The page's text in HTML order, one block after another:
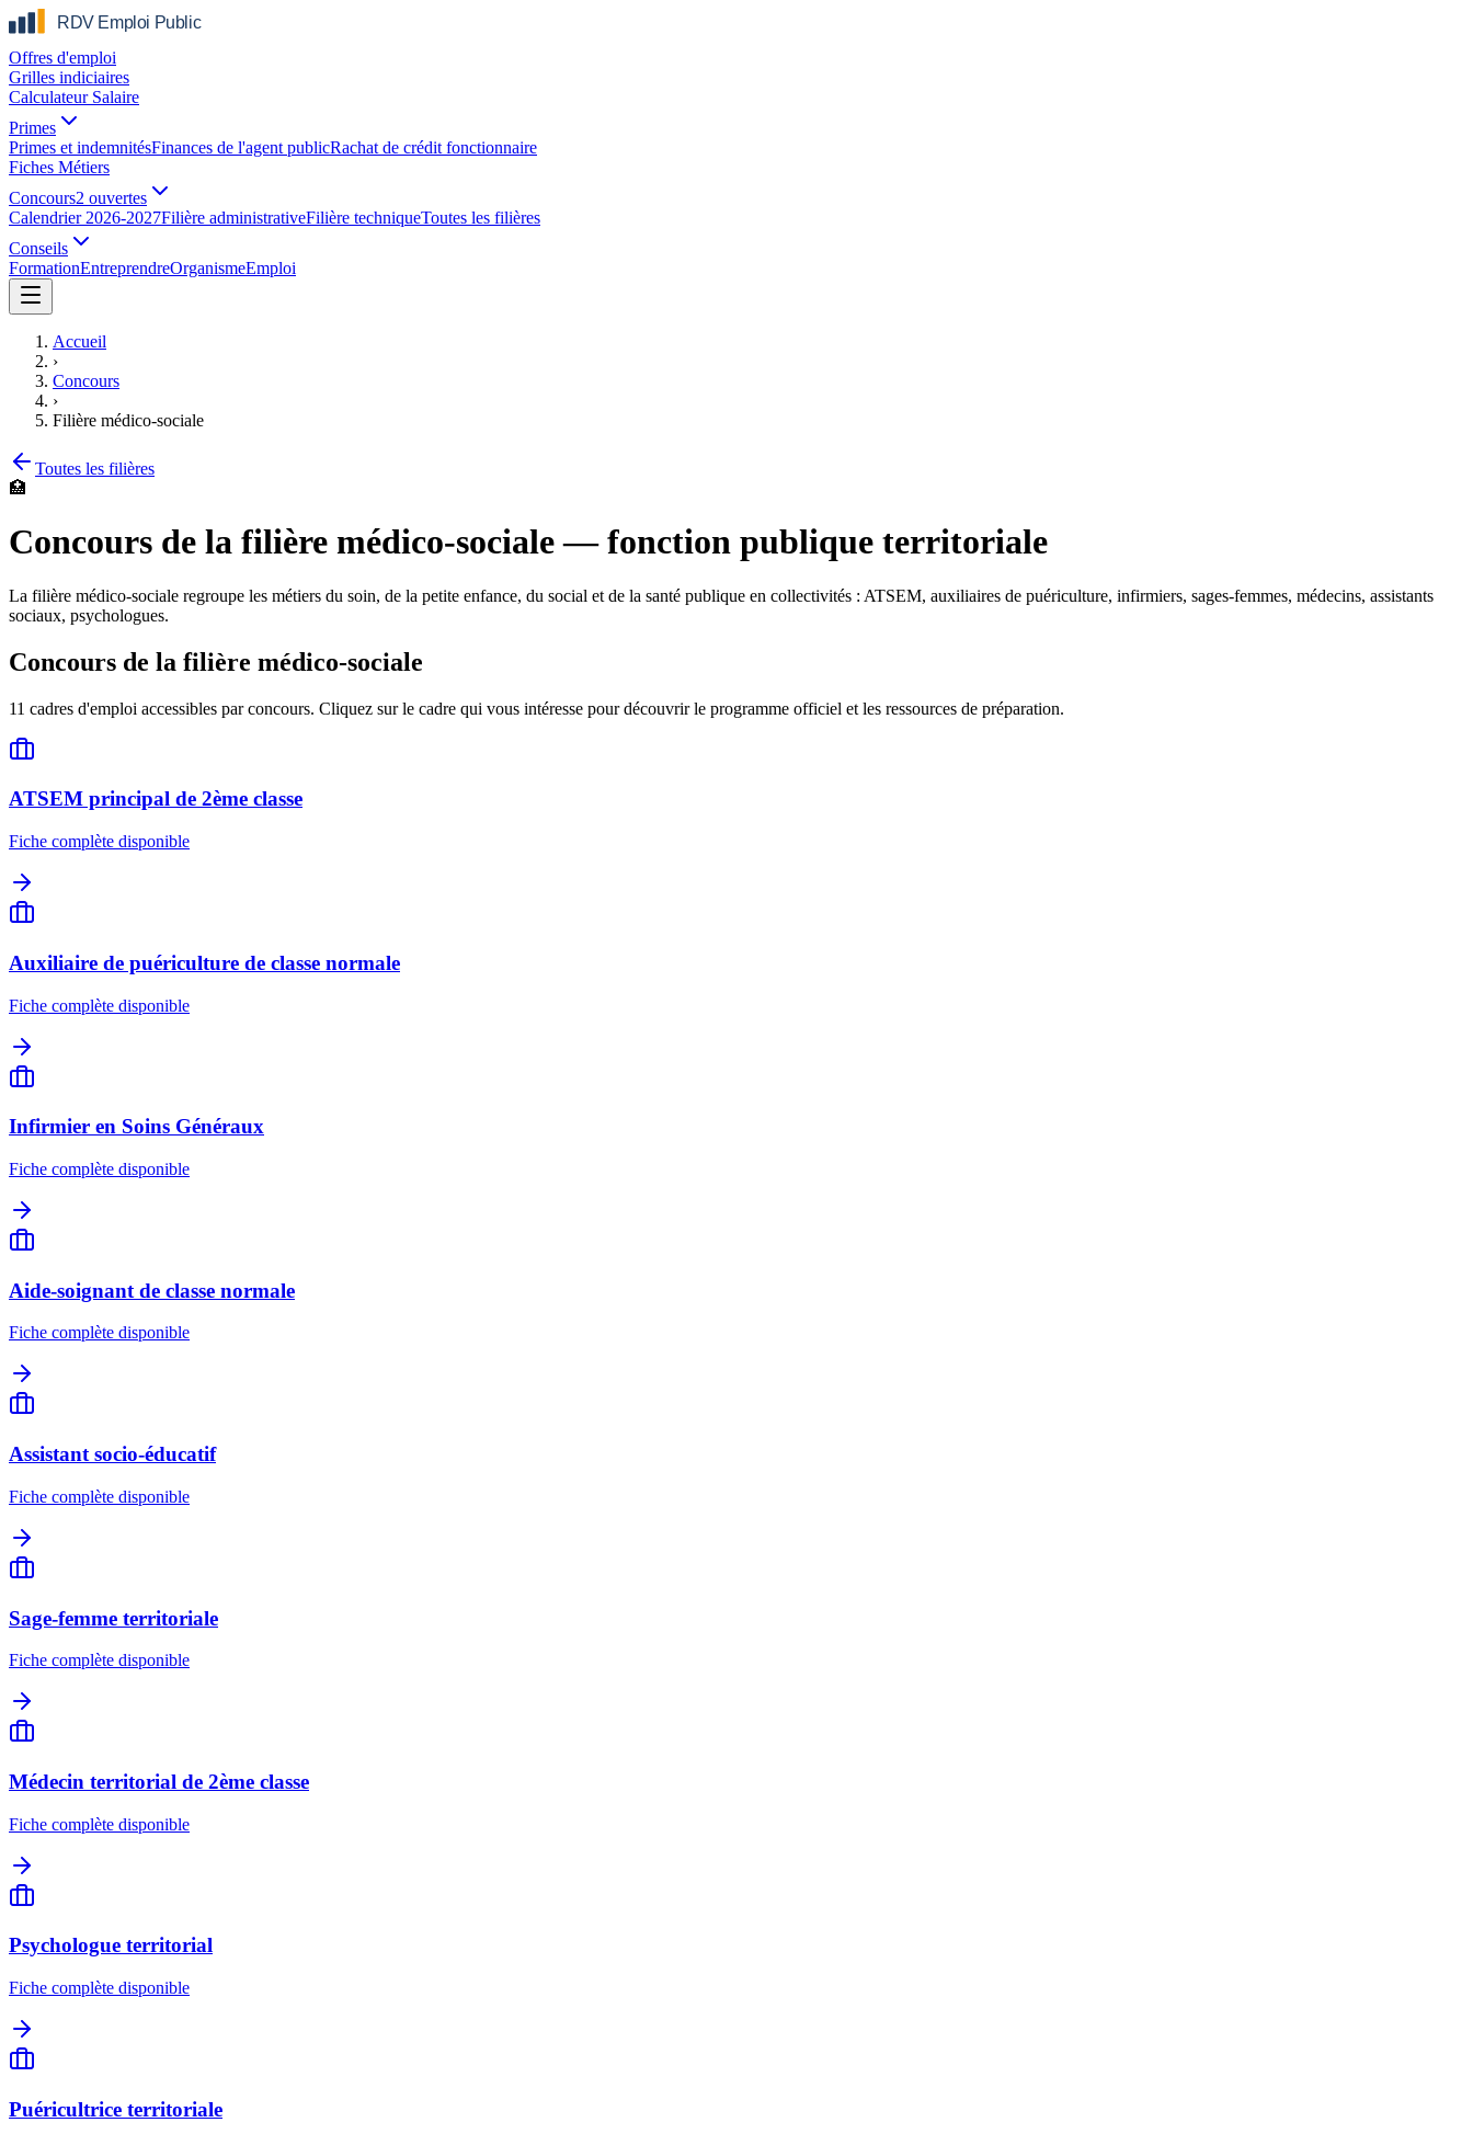
Offres d'emploi
Grilles indiciaires
Calculateur Salaire
Primes
Primes et indemnitésFinances de l'agent publicRachat de crédit fonctionnaire
Fiches Métiers
Concours2 ouvertes
Calendrier 2026-2027Filière administrativeFilière techniqueToutes les filières
Conseils
FormationEntreprendreOrganismeEmploi
Accueil
›
Concours
›
Filière médico-sociale
Toutes les filières
🏥
Concours de la filière médico-sociale— fonction publique territoriale
La filière médico-sociale regroupe les métiers du soin, de la petite enfance, du social et de la santé publique en collectivités : ATSEM, auxiliaires de puériculture, infirmiers, sages-femmes, médecins, assistants
sociaux, psychologues.
Concours de la filière médico-sociale
11 cadres d'emploi accessibles par concours. Cliquez sur le cadre qui vous intéresse pour découvrir le programme officiel et les ressources de préparation.
ATSEM principal de 2ème classe
Fiche complète disponible
Auxiliaire de puériculture de classe normale
Fiche complète disponible
Infirmier en Soins Généraux
Fiche complète disponible
Aide-soignant de classe normale
Fiche complète disponible
Assistant socio-éducatif
Fiche complète disponible
Sage-femme territoriale
Fiche complète disponible
Médecin territorial de 2ème classe
Fiche complète disponible
Psychologue territorial
Fiche complète disponible
Puéricultrice territoriale